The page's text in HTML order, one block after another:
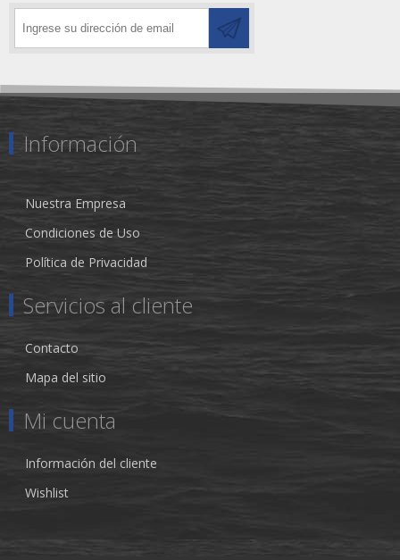
Información
Nuestra Empresa
Condiciones de Uso
Política de Privacidad
Servicios al cliente
Contacto
Mapa del sitio
Mi cuenta
Información del cliente
Wishlist